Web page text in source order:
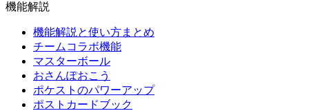
機能解説
機能解説と使い方まとめ
チームコラボ機能
マスターボール
おさんぽおこう
ポケストのパワーアップ
ポストカードブック